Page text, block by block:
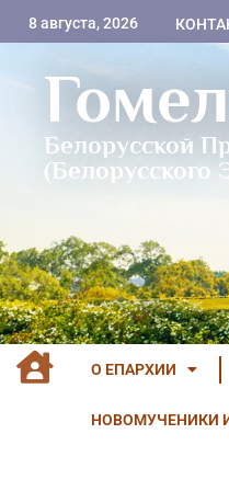
8 августа, 2026
Белорусской
(Белорусского
О ЕПАРХИИ
НОВОМУЧЕНИКИ